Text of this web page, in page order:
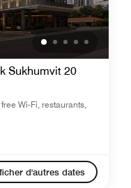
Sukhumvit 20
Wi-Fi, restaurants,
d'autres dates